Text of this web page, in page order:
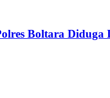
Boltara